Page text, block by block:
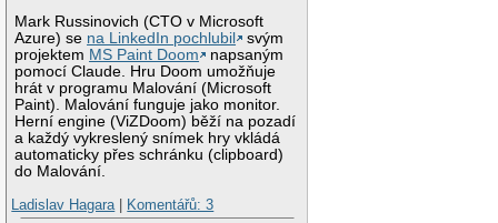
Mark Russinovich (CTO v Microsoft
Azure) se na LinkedIn pochlubil
svým
projektem MS Paint Doom
napsaným
pomocí Claude. Hru Doom umožňuje
hrát v programu Malování (Microsoft
Paint). Malování funguje jako monitor.
Herní engine (ViZDoom) běží na pozadí
a každý vykreslený snímek hry vkládá
automaticky přes schránku (clipboard)
do Malování.
Ladislav Hagara
Komentářů: 3